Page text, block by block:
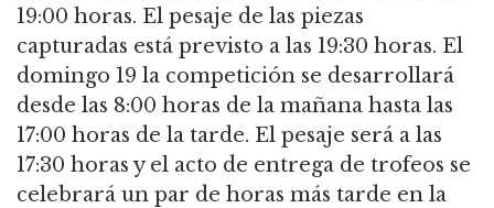
19:00 horas. El pesaje de las piezas
capturadas está previsto a las 19:30 horas. El
domingo 19 la competición se desarrollará
desde las 8:00 horas de la mañana hasta las
17:00 horas de la tarde. El pesaje será a las
17:30 horas y el acto de entrega de trofeos se
celebrará un par de horas más tarde en la